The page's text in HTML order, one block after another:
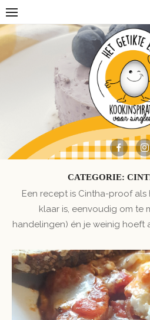
Skip
to
content
CATEGORIE:
Een recept is Cintha-proof als
klaar is, eenvoudig om te
handelingen) én je weinig hoeft